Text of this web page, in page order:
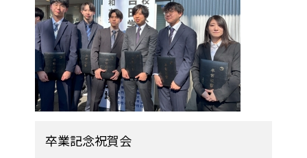
卒業記念祝賀会